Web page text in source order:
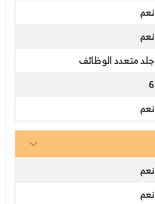
نعم
نعم
جلد متعدد الوظائف
6
نعم
نعم
نعم